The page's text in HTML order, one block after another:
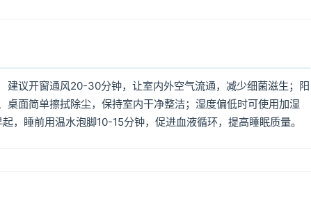
建议开窗通风20-30分钟，让室内外空气流通，减少细菌滋生；阳
面简单擦拭除尘，保持室内干净整洁；湿度偏低时可使用加湿
，睡前用温水泡脚10-15分钟，促进血液循环，提高睡眠质量。